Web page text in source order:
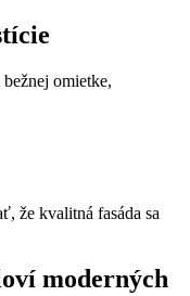
omietke,
že kvalitná fasáda sa
moderných